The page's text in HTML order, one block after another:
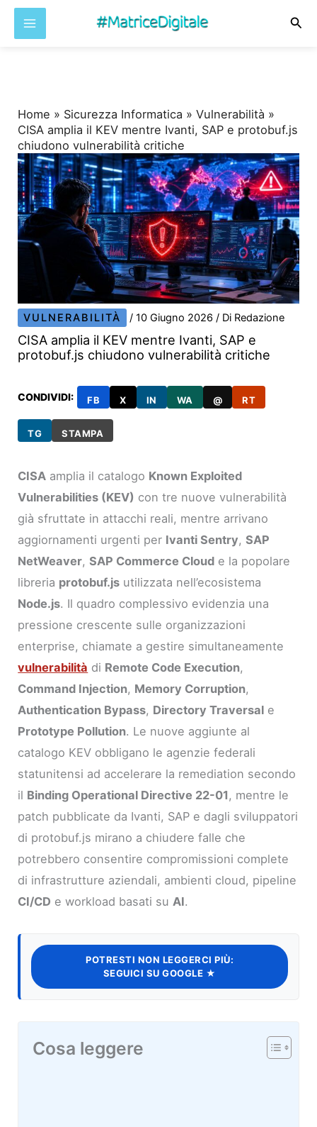
Home » Sicurezza Informatica »Vulnerabilità »
CISA amplia il KEV mentre Ivanti, SAP e protobuf.js
chiudono vulnerabilità critiche
VULNERABILITÀ /10 Giugno 2026/ Di Redazione
CISA amplia il KEV mentre Ivanti, SAP e
protobuf.js chiudono vulnerabilità critiche
CONDIVIDI: FB X IN WA @ RT
TG STAMPA
CISA amplia il catalogo Known Exploited
Vulnerabilities (KEV) con tre nuove vulnerabilità
già sfruttate in attacchi reali, mentre arrivano
aggiornamenti urgenti per Ivanti Sentry,SAP
NetWeaver,SAP Commerce Cloud e la popolare
libreria protobuf.js utilizzata nell’ecosistema
Node.js. Il quadro complessivo evidenzia una
pressione crescente sulle organizzazioni
enterprise, chiamate a gestire simultaneamente
vulnerabilità di Remote Code Execution,
Command Injection, Memory Corruption,
Authentication Bypass, Directory Traversal e
Prototype Pollution. Le nuove aggiunte al
catalogo KEV obbligano le agenzie federali
statunitensi ad accelerare la remediation secondo
il Binding Operational Directive 22-01, mentre le
patch pubblicate da Ivanti, SAP e dagli sviluppatori
di protobuf.js mirano a chiudere falle che
potrebbero consentire compromissioni complete
di infrastrutture aziendali, ambienti cloud, pipeline
CI/CD e workload basati suAI.
POTRESTI NON LEGGERCI PIÙ:
SEGUICI SU GOOGLE ★
Cosa leggere